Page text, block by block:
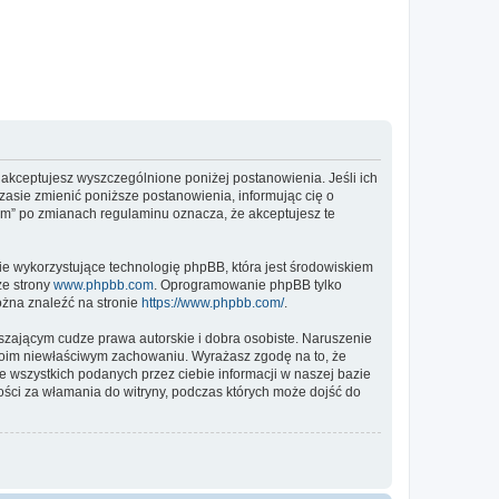
akceptujesz wyszczególnione poniżej postanowienia. Jeśli ich
zmienić poniższe postanowienia, informując cię o
po zmianach regulaminu oznacza, że akceptujesz te
wykorzystujące technologię phpBB, która jest środowiskiem
strony www.phpbb.com. Oprogramowanie phpBB tylko
znaleźć na stronie https://www.phpbb.com/.
cudze prawa autorskie i dobra osobiste. Naruszenie
niewłaściwym zachowaniu. Wyrażasz zgodę na to, że
wszystkich podanych przez ciebie informacji w naszej bazie
za włamania do witryny, podczas których może dojść do